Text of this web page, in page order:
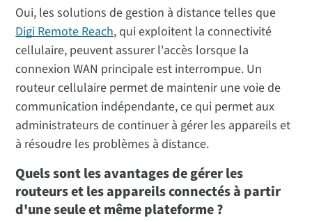
Oui, les solutions de gestion à distance telles que
Digi Remote Reach, qui exploitent la connectivité
cellulaire, peuvent assurer l'accès lorsque la
connexion WAN principale est interrompue. Un
routeur cellulaire permet de maintenir une voie de
communication indépendante, ce qui permet aux
administrateurs de continuer à gérer les appareils et
à résoudre les problèmes à distance.
Quels sont les avantages de gérer les
routeurs et les appareils connectés à partir
d'une seule et même plateforme ?